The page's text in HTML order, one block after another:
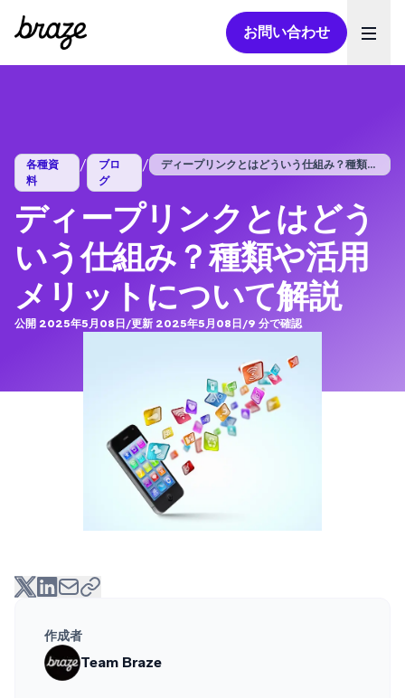
お問い合わせ
各種資
料
/
ブロ
グ
/ ディープリンクとはどういう仕組み？種類や...
ディープリンクとはどう
いう仕組み？種類や活用
メリットについて解説
公開 2025年5月08日/更新 2025年5月08日/9 分で確認
作成者
Team Braze